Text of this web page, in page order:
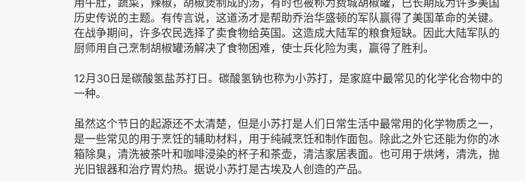
用牛肚，蔬菜，辣椒，胡椒煲制成的汤，有时也被称为费城胡椒罐，已长期成为许多美国
历史传说的主题。有传言说，这道汤才是帮助乔治华盛顿的军队赢得了美国革命的关键。
在战争期间，许多农民选择了卖食物给英国。这造成大陆军的粮食短缺。因此大陆军队的
厨师用自己烹制胡椒罐汤解决了食物困难，使士兵化险为夷，赢得了胜利。
12月30日是碳酸氢盐苏打日。碳酸氢钠也称为小苏打，是家庭中最常见的化学化合物中的
一种。
虽然这个节日的起源还不太清楚，但是小苏打是人们日常生活中最常用的化学物质之一，
是一些常见的用于烹饪的辅助材料，用于纯碱烹饪和制作面包。除此之外它还能为你的冰
箱除臭，清洗被茶叶和咖啡浸染的杯子和茶壶，清洁家居表面。也可用于烘烤，清洗，抛
光旧银器和治疗胃灼热。据说小苏打是古埃及人创造的产品。